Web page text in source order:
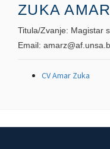
ZUKA
Titula/Zvanje: Magistar
Email:
CV Amar Zuka